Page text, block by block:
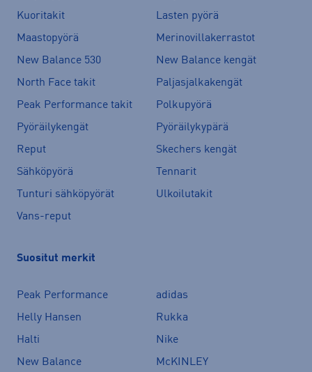
Kuoritakit
Lasten pyörä
Maastopyörä
Merinovillakerrastot
New Balance 530
New Balance kengät
North Face takit
Paljasjalkakengät
Peak Performance takit
Polkupyörä
Pyöräilykengät
Pyöräilykypärä
Reput
Skechers kengät
Sähköpyörä
Tennarit
Tunturi sähköpyörät
Ulkoilutakit
Vans-reput
Suositut merkit
Peak Performance
adidas
Helly Hansen
Rukka
Halti
Nike
New Balance
McKINLEY